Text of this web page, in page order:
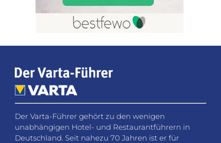
Der Varta-Führer gehört zu den wenigen
unabhängigen Hotel- und Restaurantführern in
Deutschland. Seit nahezu 70 Jahren ist er für